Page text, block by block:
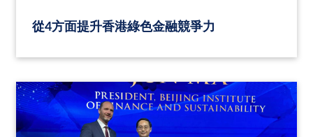
從4方面提升香港綠色金融競爭力